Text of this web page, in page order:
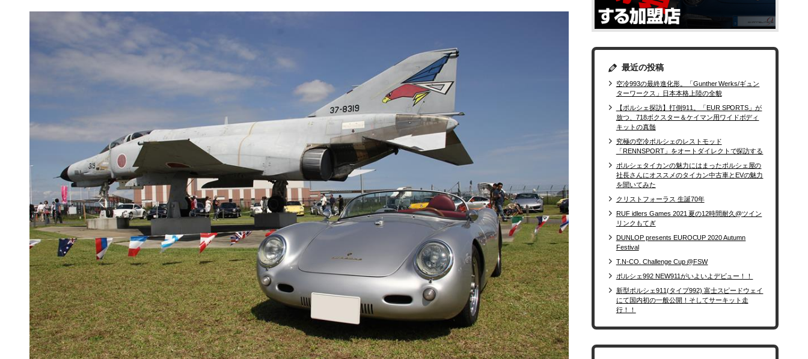
最近の投稿
空冷993の最終進化形。「Gunther Werks/ギュン
ターワークス」日本本格上陸の全貌
【ポルシェ探訪】打倒911。「EUR SPORTS」が
放つ、718ボクスター＆ケイマン用ワイドボディ
キットの真髄
究極の空冷ポルシェのレストモッド
「RENNSPORT」をオートダイレクトで探訪する
ポルシェタイカンの魅力にはまったポルシェ屋の
社長さんにオススメのタイカン中古車とEVの魅力
を聞いてみた
クリストフォーラス 生誕70年
RUF idlers Games 2021 夏の12時間耐久@ツイン
リンクもてぎ
DUNLOP presents EUROCUP 2020 Autumn
Festival
T.N-CO. Challenge Cup @FSW
ポルシェ992 NEW911がいよいよデビュー！！
新型ポルシェ911(タイプ992) 富士スピードウェイ
にて国内初の一般公開！そしてサーキット走
行！！